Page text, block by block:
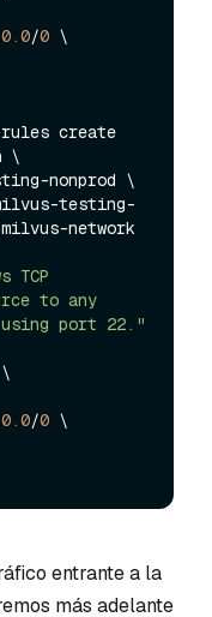
.0/0 \
create
\
network
TCP
to any
port 22."
.0/0 \
entrante a la
más adelante